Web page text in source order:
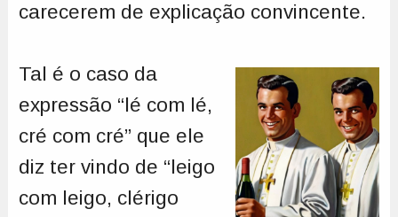
carecerem de explicação convincente.
Tal é o caso da
expressão “lé com lé,
cré com cré” que ele
diz ter vindo de “leigo
com leigo, clérigo